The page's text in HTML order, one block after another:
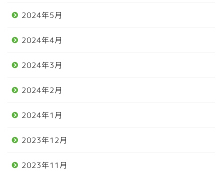
2024年5月
2024年4月
2024年3月
2024年2月
2024年1月
2023年12月
2023年11月